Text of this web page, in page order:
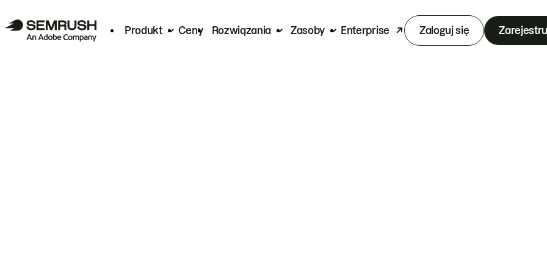
Produkt Ceny Rozwiązania Zasoby Enterprise Zaloguj się